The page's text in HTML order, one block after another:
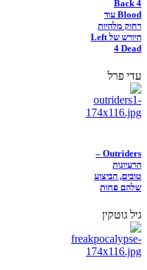
Back 4
Blood עוד
רחוק מלהיות
היורש של Left
4 Dead
עדי פרל
Outriders –
הרעיונות
טובים, הביצוע
שלהם פחות
גיל גוטקין